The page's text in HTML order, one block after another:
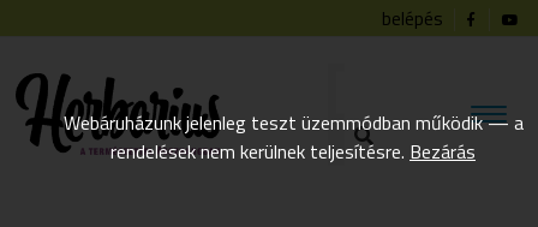
belépés
Webáruházunk jelenleg teszt üzemmódban működik — a
rendelések nem kerülnek teljesítésre. Bezárás